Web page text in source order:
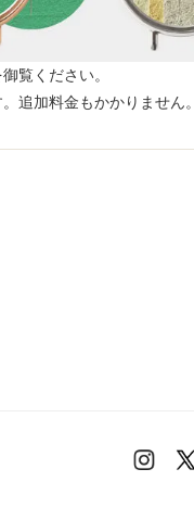
覧ください。
追加料金もかかりません。